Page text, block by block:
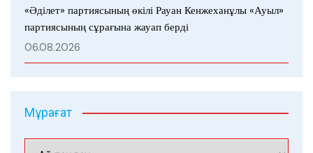
«Әділет» партиясының өкілі Рауан Кенжеханұлы «Ауыл»
партиясының сұрағына жауап берді
06.08.2026
Мұрағат